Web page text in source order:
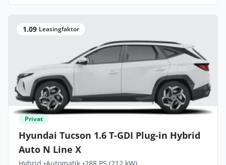
1.09 Leasingfaktor
Privat
Hyundai Tucson 1.6 T-GDI Plug-in Hybrid
Auto N Line X